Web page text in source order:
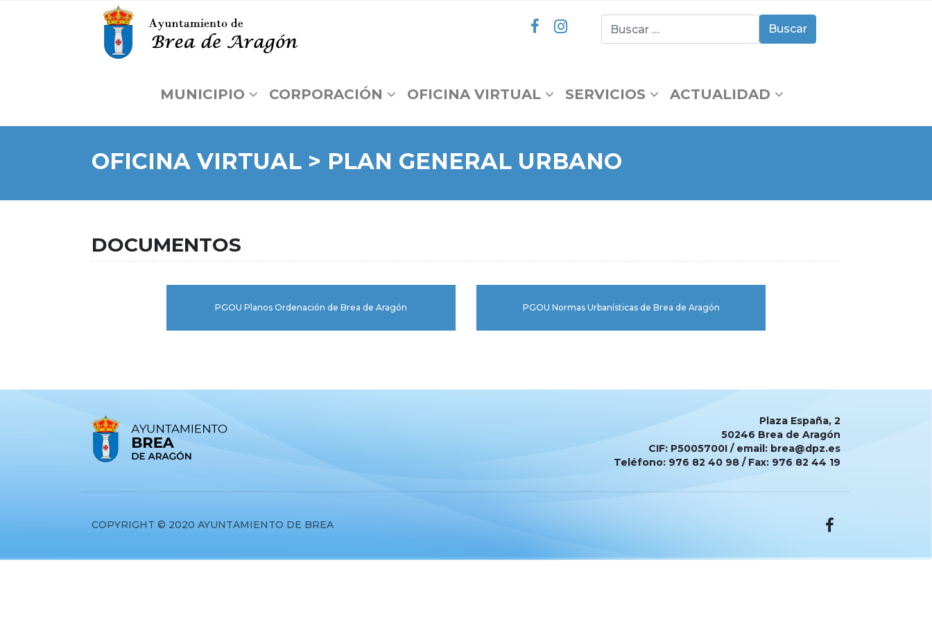
MUNICIPIO CORPORACIÓN OFICINA VIRTUAL SERVICIOS ACTUALIDAD
OFICINA VIRTUAL > PLAN GENERAL URBANO
DOCUMENTOS
PGOU Planos Ordenación de Brea de Aragón PGOU Normas Urbanísticas de Brea de Aragón
Plaza España, 2
50246 Brea de Aragón
CIF: P5005700I / email: brea@dpz.es
Teléfono: 976 82 40 98 / Fax: 976 82 44 19
COPYRIGHT © 2020 AYUNTAMIENTO DE BREA